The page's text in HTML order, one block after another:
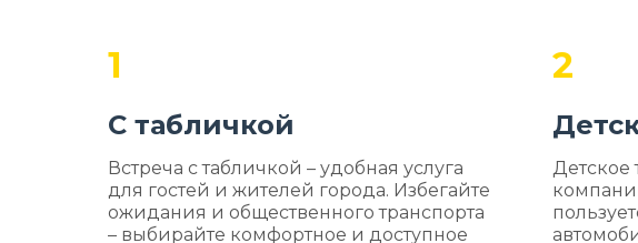
1
С табличкой
Встреча с табличкой – удобная услуга
для гостей и жителей города. Избегайте
ожидания и общественного транспорта
– выбирайте комфортное и доступное
2
Детское